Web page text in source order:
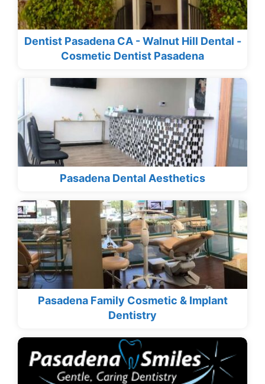
Dentist Pasadena CA - Walnut Hill Dental -
Cosmetic Dentist Pasadena
Pasadena Dental Aesthetics
Pasadena Family Cosmetic & Implant
Dentistry